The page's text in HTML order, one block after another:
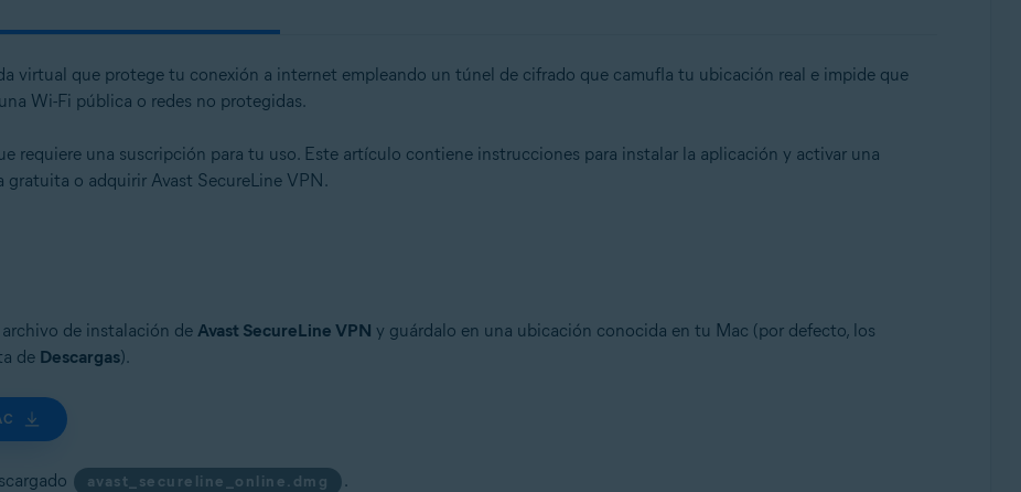
virtual que protege tu conexión a internet empleando un túnel de cifrado que camufla tu ubicación real e impide que
Wi-Fi pública o redes no protegidas.
requiere una suscripción para tu uso. Este artículo contiene instrucciones para instalar la aplicación y activar una
o adquirir Avast SecureLine VPN.
de instalación de Avast SecureLine VPN y guárdalo en una ubicación conocida en tu Mac (por defecto, los
de Descargas).
avast_secureline_online.dmg .